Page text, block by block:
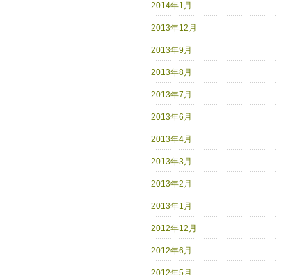
2014年1月
2013年12月
2013年9月
2013年8月
2013年7月
2013年6月
2013年4月
2013年3月
2013年2月
2013年1月
2012年12月
2012年6月
2012年5月